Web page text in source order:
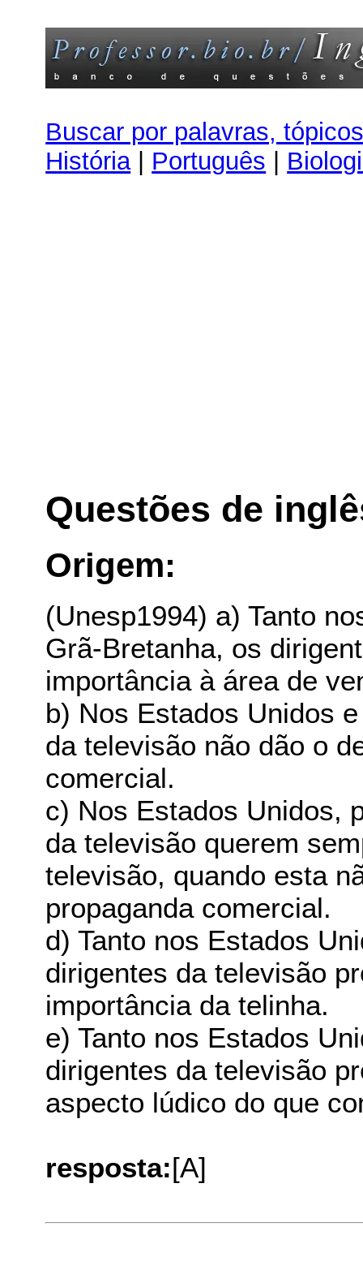
Buscar por palavras,
História| Português |
Questões de
Origem:
(Unesp1994) a) Tanto
Grã-Bretanha, os
importância à área de
b) Nos Estados Unidos
da televisão não dão o
comercial.
c) Nos Estados Unidos,
da televisão querem
televisão, quando esta
propaganda comercial.
d) Tanto nos Estados
dirigentes da televisão
importância da telinha.
e) Tanto nos Estados
dirigentes da televisão
aspecto lúdico do que
resposta:[A]